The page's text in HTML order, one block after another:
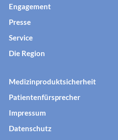
Engagement
Presse
Service
Die Region
Medizinproduktsicherheit
Patientenfürsprecher
Impressum
Datenschutz